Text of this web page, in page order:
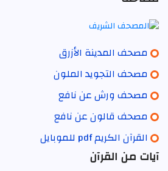
مصحف المدينة الأزرق
مصحف التجويد الملون
مصحف ورش عن نافع
مصحف قالون عن نافع
القرآن الكريم pdf للموبايل
آيات من القرآن